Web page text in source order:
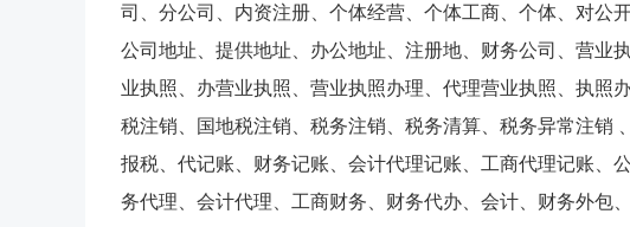
司、分公司、内资注册、个体经营、个体工商、个体、对公
公司地址、提供地址、办公地址、注册地、财务公司、营业
业执照、办营业执照、营业执照办理、代理营业执照、执照
税注销、国地税注销、税务注销、税务清算、税务异常注销
报税、代记账、财务记账、会计代理记账、工商代理记账、
务代理、会计代理、工商财务、财务代办、会计、财务外包